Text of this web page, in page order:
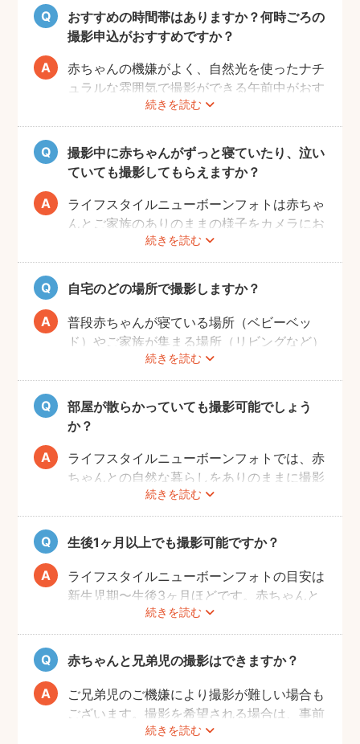
（産後は赤ちゃんのお世話や、ご自身の体調
により、検討する時間を確保することが難し
い場合が多いです。）
おすすめの時間帯はありますか？何時ごろの
撮影申込がおすすめですか？
続きを読む
赤ちゃんの機嫌がよく、自然光を使ったナチ
ュラルな雰囲気で撮影ができる午前中がおす
赤ちゃんもお母さんも、おうちに戻ってから
の生活リズムがまだ整わないうえ、授乳・お
むつ替え・ねんねのタイミングは赤ちゃんに
よってそれぞれです。 日時を決めるのが難
しい場合、フォトグラファーへ予約時間をご
相談ください。
撮影中に赤ちゃんがずっと寝ていたり、泣い
ていても撮影してもらえますか？
続きを読む
ライフスタイルニューボーンフォトは赤ちゃ
んとご家族のありのままの様子をカメラにお
さめます。そのため、寝ていたり、泣いてい
てもそのまま撮影をしていきます。生まれた
ての赤ちゃんの寝顔、元気いっぱいの泣き顔
など、ぜひご家族の記念として残すことをお
すすめします！
自宅のどの場所で撮影しますか？
続きを読む
普段赤ちゃんが寝ている場所（ベビーベッ
ド）やご家族が集まる場所（リビングなど）
を中心に撮影します。撮影可能な場所や、撮
影NGの場所については事前にフォトグラフ
ァーと打ち合わせをお願いします。
部屋が散らかっていても撮影可能でしょう
か？
続きを読む
ライフスタイルニューボーンフォトでは、赤
ちゃんとの自然な暮らしをありのままに撮影
します。ご自身が気にならなければ、掃除や
片付けは必ずしも必要ではありません。も
し、お部屋の様子が気になる場合は、事前に
お部屋を整えていただきますようお願いしま
す。フォトグラファーが片付けなどをお手伝
いすること、撮影当日に片付けのお時間をと
ることはできかねることご承知ください。
生後1ヶ月以上でも撮影可能ですか？
続きを読む
ライフスタイルニューボーンフォトの目安は
新生児期〜生後3ヶ月ほどです。赤ちゃんと
の生活リズムが整い、お気持ちにも余裕がで
てきたタイミングでぜひお気軽にフォトグラ
ファーへご相談ください！
赤ちゃんと兄弟児の撮影はできますか？
続きを読む
ご兄弟児のご機嫌により撮影が難しい場合も
ございます。撮影を希望される場合は、事前
にフォトグラファーへご相談いただけますよ